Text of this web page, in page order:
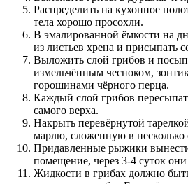
Распределить на кухонное
тела хорошо просохли.
В эмалированной ёмкости на
из листьев хрена и присыпать
Выложить слой грибов и
измельчённым чесноком,
горошинами чёрного перца.
Каждый слой грибов
самого верха.
Накрыть перевёрнутой
марлю, сложенную в несколько
Придавленные рыжики
помещение, через 3-4 суток они
Жидкости в грибах должно